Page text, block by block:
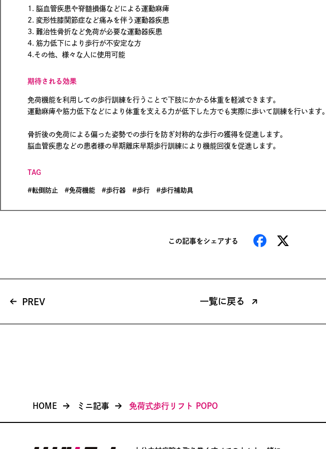
1. 脳血管疾患や脊髄損傷などによる運動麻痺
2. 変形性膝関節症など痛みを伴う運動器疾患
3. 難治性骨折など免荷が必要な運動器疾患
4. 筋力低下により歩行が不安定な方
4.その他、様々な人に使用可能
期待される効果
免荷機能を利用しての歩行訓練を行うことで下肢にかかる体重を軽減できます。
運動麻痺や筋力低下などにより体重を支える力が低下した方でも実際に歩いて訓練を行います。
骨折後の免荷による偏った姿勢での歩行を防ぎ対称的な歩行の獲得を促進します。
脳血管疾患などの患者様の早期離床早期歩行訓練により機能回復を促進します。
TAG
転倒防止 免荷機能 歩行器 歩行 歩行補助具
この記事をシェアする
PREV 一覧に戻る
HOME ミニ記事 免荷式歩行リフト POPO